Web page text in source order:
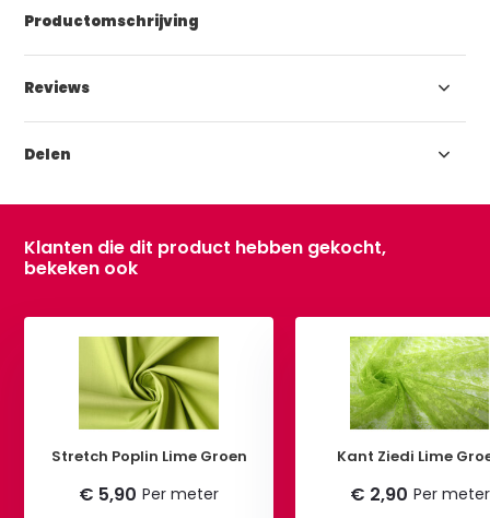
Productomschrijving
Reviews
Delen
Klanten die dit product hebben gekocht,
bekeken ook
Stretch Poplin Lime Groen
€ 5,90 Per meter
Kant Ziedi Lime
€ 2,90 Per meter